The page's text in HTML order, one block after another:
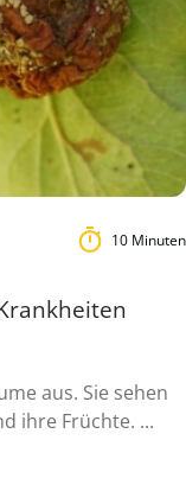
10 Minuten
aus. Sie sehen
ihre Früchte. ...